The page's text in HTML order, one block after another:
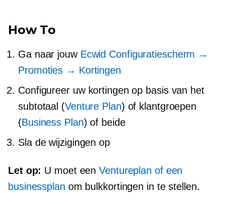
How To
Ga naar jouw Ecwid Configuratiescherm →
Promoties → Kortingen
Configureer uw kortingen op basis van het
subtotaal (Venture Plan) of klantgroepen
(Business Plan) of beide
Sla de wijzigingen op
Let op: U moet eenVentureplan of een
businessplan om bulkkortingen in te stellen.